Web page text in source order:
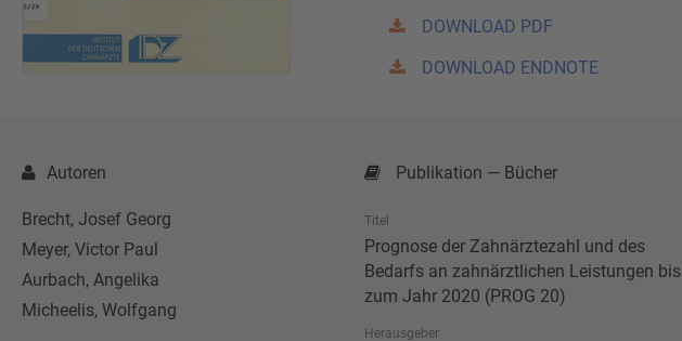
DOWNLOAD PDF
DOWNLOAD ENDNOTE
Autoren
Brecht, Josef Georg
Meyer, Victor Paul
Aurbach, Angelika
Micheelis, Wolfgang
Publikation — Bücher
Titel
Prognose der Zahnärztezahl und des
Bedarfs an zahnärztlichen Leistungen bis
zum Jahr 2020 (PROG 20)
Herausgeber